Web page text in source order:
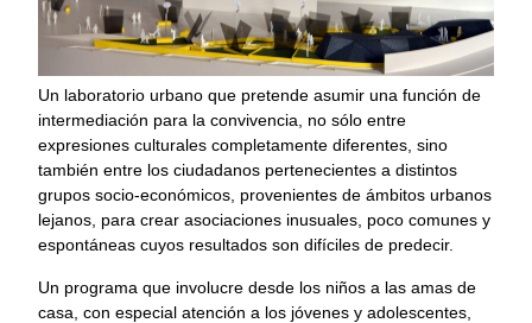
Un laboratorio urbano que pretende asumir una función de
intermediación para la convivencia, no sólo entre
expresiones culturales completamente diferentes, sino
también entre los ciudadanos pertenecientes a distintos
grupos socio-económicos, provenientes de ámbitos urbanos
lejanos, para crear asociaciones inusuales, poco comunes y
espontáneas cuyos resultados son difíciles de predecir.
Un programa que involucre desde los niños a las amas de
casa, con especial atención a los jóvenes y adolescentes,